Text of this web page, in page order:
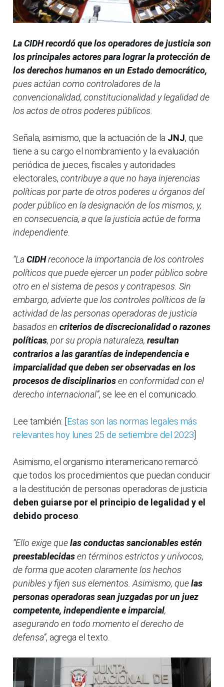
La CIDH recordó que los operadores de justicia son
los principales actores para lograr la protección de
los derechos humanos en un Estado democrático,
pues actúan como controladores de la
convencionalidad, constitucionalidad y legalidad de
los actos de otros poderes públicos
Señala, asimismo, que la actuación de la JNJ, que
tiene a su cargo el nombramiento y la evaluación
periódica de jueces, fiscales y autoridades
electorales, contribuye a que no haya injerencias
políticas por parte de otros poderes u órganos del
poder público en la designación de los mismos, y,
en consecuencia, a que la justicia actúe de forma
independiente.
“LaCIDHreconoce la importancia de los controles
políticos que puede ejercer un poder público sobre
otro en el sistema de pesos y contrapesos. Sin
embargo, advierte que los controles políticos de la
actividad de las personas operadoras de justicia
basados en criterios de discrecionalidad o razones
políticas, por su propia naturaleza, resultan
contrarios a las garantías de independencia e
imparcialidad que deben ser observadas en los
procesos de disciplinariosen conformidad con el
derecho internacional”, se lee en el comunicado.
Lee también: [ Estas son las normas legales más
relevantes hoy lunes 25 de setiembre del 2023
Asimismo, el organismo interamericano remarcó
que todos los procedimientos que puedan conducir
a la destitución de personas operadoras de justicia
deben guiarse por el principio de legalidad y el
debido proceso
“Ello exige quelas conductas sancionables estén
preestablecidasen términos estrictos y unívocos,
de forma que acoten claramente los hechos
punibles y fijen sus elementos. Asimismo, quelas
personas operadoras sean juzgadas por un juez
competente, independiente e imparcial,
asegurando en todo momento el derecho de
defensa”, agrega el texto.